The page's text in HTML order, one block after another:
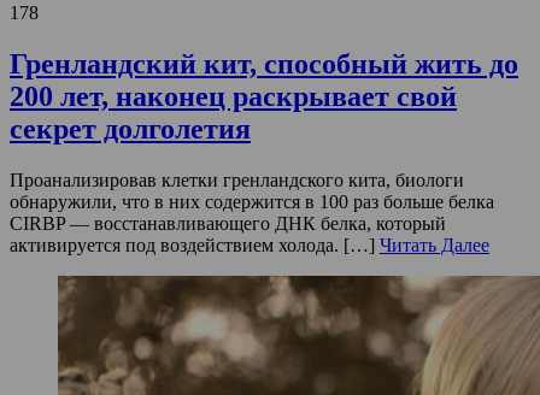
178
Гренландский кит, способный жить до
200 лет, наконец раскрывает свой
секрет долголетия
Проанализировав клетки гренландского кита, биологи
обнаружили, что в них содержится в 100 раз больше белка
CIRBP — восстанавливающего ДНК белка, который
активируется под воздействием холода. […] Читать Далее